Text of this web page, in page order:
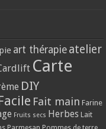
art thérapie atelier
Carte
DIY
Fait main Farine
Fruits secs Herbes Lait